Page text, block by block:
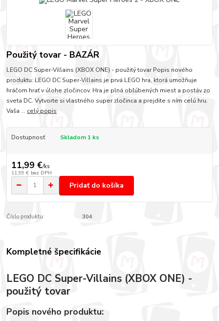
Použitý tovar - BAZÁR
LEGO DC Super-Villains (XBOX ONE) - použitý tovar Popis nového
produktu: LEGO DC Super-Villains je prvá LEGO hra, ktorá umožňuje
hráčom hrať v úlohe zločincov. Hra je plná obľúbených miest a postáv zo
sveta DC. Vytvorte si vlastného super zločinca a prejdite s ním celú hru.
Vaša ... celý popis
Dostupnosť Skladom 1 ks
11,99 €/ks
11,99 € bez DPH
Pridať do košíka
Číslo produktu: 304
Kompletné špecifikácie
LEGO DC Super-Villains (XBOX ONE) -
použitý tovar
Popis nového produktu: